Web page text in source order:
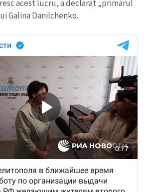
на русском
acest lucru, a declarat „primarul
Galina Danilchenko.